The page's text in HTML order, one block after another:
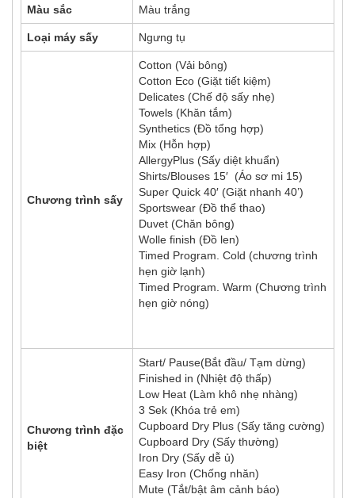
Màu sắc Màu trắng
Loại máy sấy Ngưng tụ
Chương trình sấy
Cotton (Vải bông)
Cotton Eco (Giặt tiết kiệm)
Delicates (Chế độ sấy nhẹ)
Towels (Khăn tắm)
Synthetics (Đồ tổng hợp)
Mix (Hỗn hợp)
AllergyPlus (Sấy diệt khuẩn)
Shirts/Blouses 15′ (Áo sơ mi 15)
Super Quick 40′ (Giặt nhanh 40’)
Sportswear (Đồ thể thao)
Duvet (Chăn bông)
Wolle finish (Đồ len)
Timed Program. Cold (chương trình
hẹn giờ lạnh)
Timed Program. Warm (Chương trình
hẹn giờ nóng)
Chương trình đặc
biệt
Start/ Pause(Bắt đầu/ Tạm dừng)
Finished in (Nhiệt độ thấp)
Low Heat (Làm khô nhẹ nhàng)
3 Sek (Khóa trẻ em)
Cupboard Dry Plus (Sấy tăng cường)
Cupboard Dry (Sấy thường)
Iron Dry (Sấy dễ ủ)
Easy Iron (Chống nhăn)
Mute (Tắt/bật âm cảnh báo)